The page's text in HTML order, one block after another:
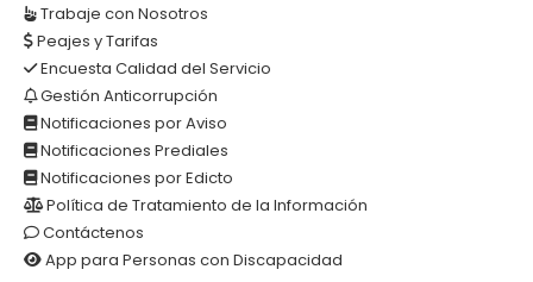
Trabaje con Nosotros
Peajes y Tarifas
Encuesta Calidad del Servicio
Gestión Anticorrupción
Notificaciones por Aviso
Notificaciones Prediales
Notificaciones por Edicto
Política de Tratamiento de la Información
Contáctenos
App para Personas con Discapacidad